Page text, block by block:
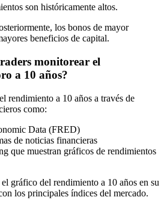
son históricamente altos.
los bonos de mayor
beneficios de capital.
monitorear el
a 10 años?
rendimiento a 10 años a través de
como:
Data (FRED)
de noticias financieras
que muestran gráficos de rendimientos
gráfico del rendimiento a 10 años en su
los principales índices del mercado.